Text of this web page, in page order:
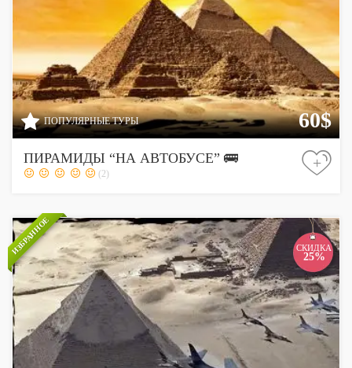
ПОПУЛЯРНЫЕ ТУРЫ 60$
ПИРАМИДЫ “НА АВТОБУСЕ” 🚌
(2)
+
ИЗБРАННОЕ СКИДКА
25%